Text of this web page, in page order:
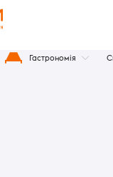
Гастрономія